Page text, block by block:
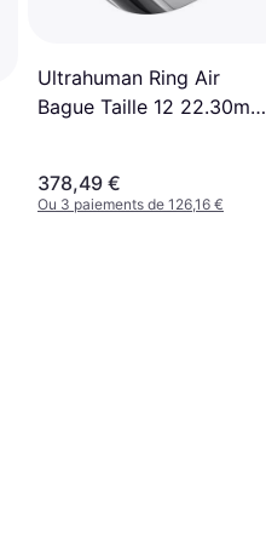
Ultrahuman Ring Air
Bague Taille 12 22.30mm
378,49 €
Ou 3 paiements de 126,16 €